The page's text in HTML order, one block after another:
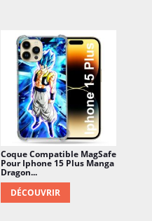
Coque Compatible MagSafe
Pour Iphone 15 Plus Manga
Dragon...
DÉCOUVRIR